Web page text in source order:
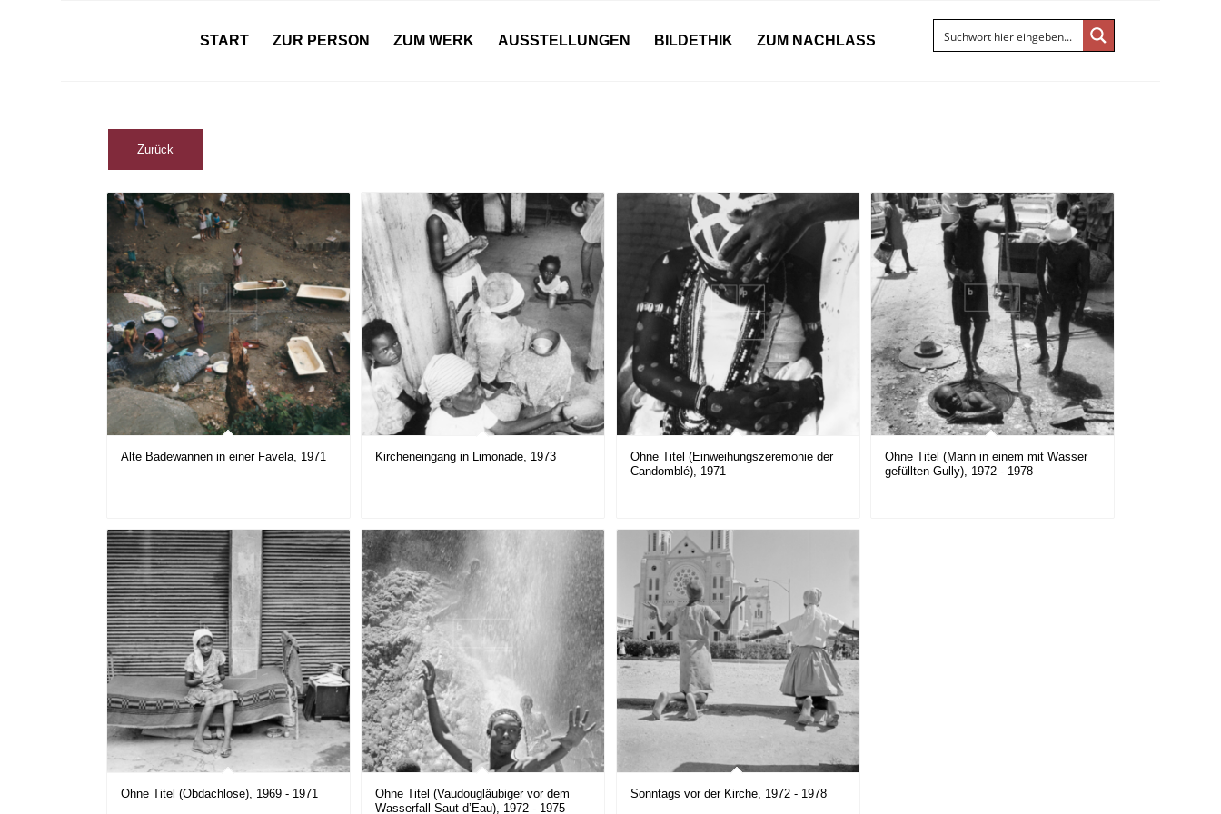
START ZUR PERSON ZUM WERK AUSSTELLUNGEN BILDETHIK ZUM NACHLASS
Alte Badewannen in einer Favela, 1971 Kircheneingang in Limonade, 1973
Ohne Titel (Einweihungszeremonie der
Candomblé), 1971
Ohne Titel (Mann in einem mit Wasser
gefüllten Gully), 1972 - 1978
Ohne Titel (Obdachlose), 1969 - 1971
Ohne Titel (Vaudougläubiger vor dem
Wasserfall Saut d’Eau), 1972 - 1975
Sonntags vor der Kirche, 1972 - 1978